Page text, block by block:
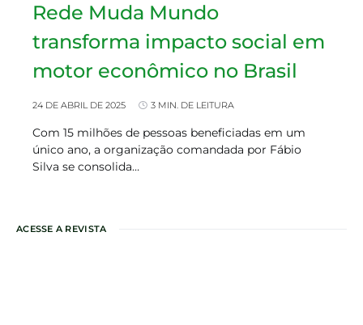
Rede Muda Mundo
transforma impacto social em
motor econômico no Brasil
24 DE ABRIL DE 2025 3 MIN. DE LEITURA
Com 15 milhões de pessoas beneficiadas em um
único ano, a organização comandada por Fábio
Silva se consolida…
ACESSE A REVISTA